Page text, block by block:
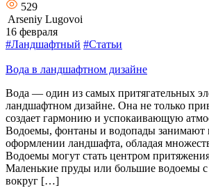
529
Arseniy Lugovoi
16 февраля
#Ландшафтный #Статьи
Вода в ландшафтном дизайне
Вода — один из самых притягательных
ландшафтном дизайне. Она не только
создает гармонию и успокаивающую
Водоемы, фонтаны и водопады занимают
оформлении ландшафта, обладая
Водоемы могут стать центром
Маленькие пруды или большие водоемы
вокруг […]